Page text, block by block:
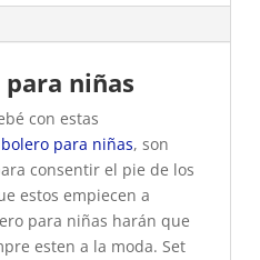
niñas
con estas
para niñas, son
consentir el pie de los
estos empiecen a
para niñas harán que
esten a la moda. Set